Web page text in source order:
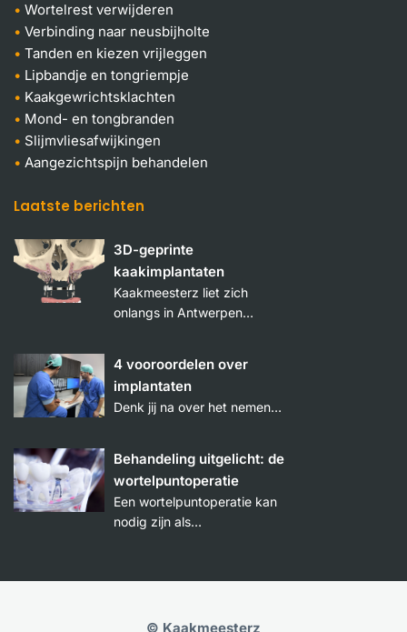
Wortelrest verwijderen
Verbinding naar neusbijholte
Tanden en kiezen vrijleggen
Lipbandje en tongriempje
Kaakgewrichtsklachten
Mond- en tongbranden
Slijmvliesafwijkingen
Aangezichtspijn behandelen
Laatste berichten
3D-geprinte
kaakimplantaten
Kaakmeesterz liet zich
onlangs in Antwerpen…
4 vooroordelen over
implantaten
Denk jij na over het nemen…
Behandeling uitgelicht: de
wortelpuntoperatie
Een wortelpuntoperatie kan
nodig zijn als…
© Kaakmeesterz